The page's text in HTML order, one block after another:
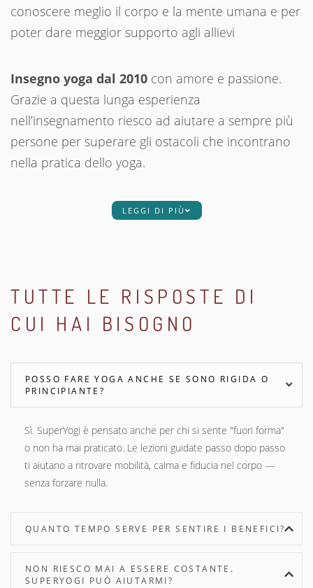
conoscere meglio il corpo e la mente umana e per
poter dare meggior supporto agli allievi
Insegno yoga dal 2010 con amore e passione.
Grazie a questa lunga esperienza
nell’insegnamento riesco ad aiutare a sempre più
persone per superare gli ostacoli che incontrano
nella pratica dello yoga.
LEGGI DI PIÙ
TUTTE LE RISPOSTE DI
CUI HAI BISOGNO
POSSO FARE YOGA ANCHE SE SONO RIGIDA O
PRINCIPIANTE?
Sì. SuperYogi è pensato anche per chi si sente "fuori forma"
o non ha mai praticato. Le lezioni guidate passo dopo passo
ti aiutano a ritrovare mobilità, calma e fiducia nel corpo —
senza forzare nulla.
QUANTO TEMPO SERVE PER SENTIRE I BENEFICI?
NON RIESCO MAI A ESSERE COSTANTE.
SUPERYOGI PUÒ AIUTARMI?